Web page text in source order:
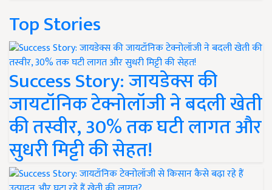
Top Stories
Success Story: जायडेक्स की
जायटॉनिक टेक्नोलॉजी ने बदली खेती
की तस्वीर, 30% तक घटी लागत और
सुधरी मिट्टी की सेहत!